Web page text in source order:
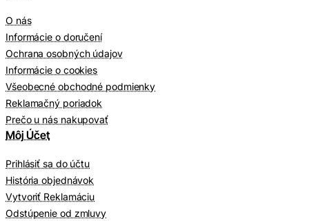
O nás
Informácie o doručení
Ochrana osobných údajov
Informácie o cookies
Všeobecné obchodné podmienky
Reklamačný poriadok
Prečo u nás nakupovať
Môj Účet
Prihlásiť sa do účtu
História objednávok
Vytvoriť Reklamáciu
Odstúpenie od zmluvy